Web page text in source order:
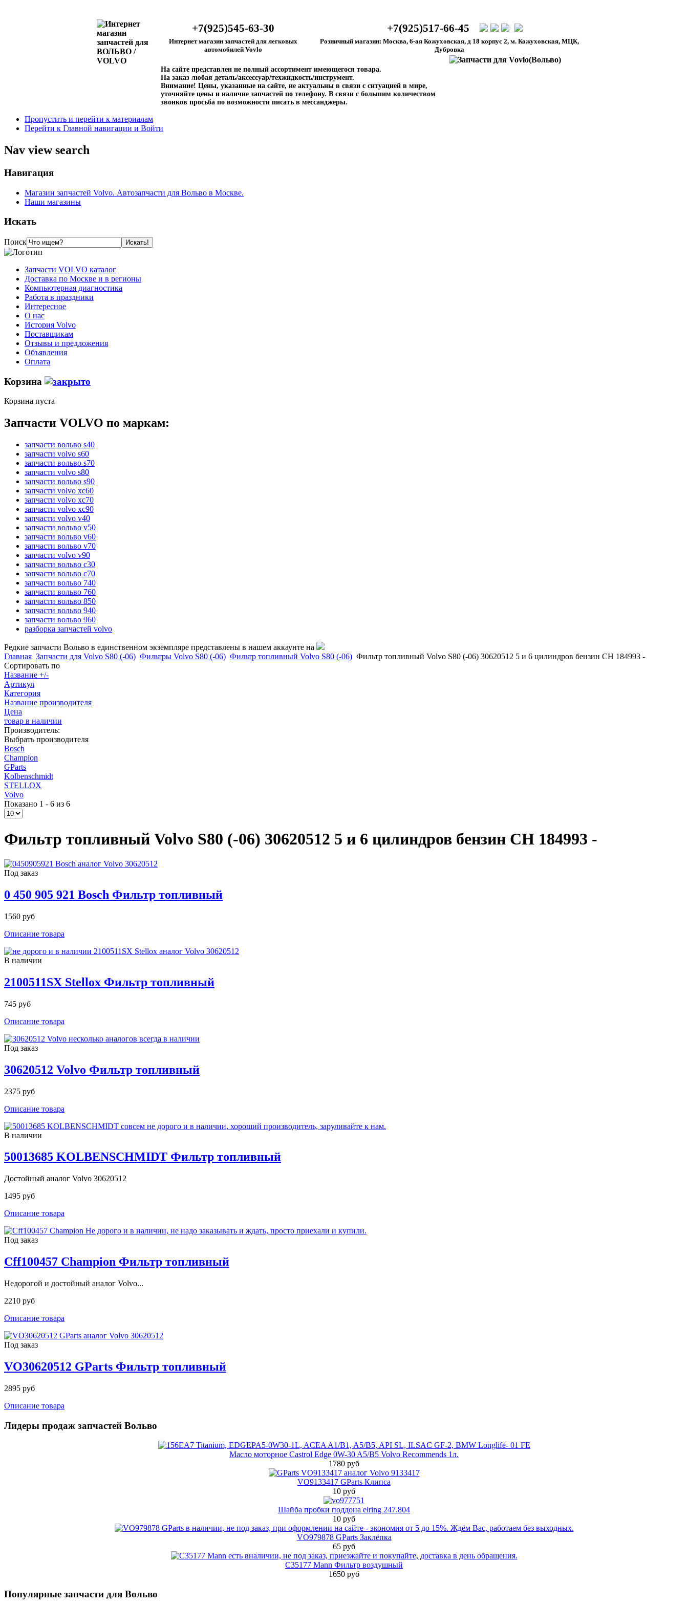
+7(925)545-63-30
Интернет магазин запчастей для легковых
автомобилей Vovlo
+7(925)517-66-45
Розничный магазин: Москва, 6-ая Кожуховская, д 18 корпус 2, м. Кожуховская, МЦК,
Дубровка
На сайте представлен не полный ассортимент имеющегося товара.
На заказ любая деталь/аксессуар/техжидкость/инструмент.
Внимание! Цены, указанные на сайте, не актуальны в связи с ситуацией в мире,
уточняйте цены и наличие запчастей по телефону. В связи с большим количеством
звонков просьба по возможности писать в мессанджеры.
Пропустить и перейти к материалам
Перейти к Главной навигации и Войти
Nav view search
Навигация
Магазин запчастей Volvo. Автозапчасти для Вольво в Москве.
Наши магазины
Искать
Поиск
Запчасти VOLVO каталог
Доставка по Москве и в регионы
Компьютерная диагностика
Работа в праздники
Интересное
О нас
История Volvo
Поставщикам
Отзывы и предложения
Объявления
Оплата
Корзина
Корзина пуста
Запчасти VOLVO по маркам:
запчасти вольво s40
запчасти volvo s60
запчасти вольво s70
запчасти volvo s80
запчасти вольво s90
запчасти volvo xc60
запчасти volvo xc70
запчасти volvo xc90
запчасти volvo v40
запчасти вольво v50
запчасти вольво v60
запчасти вольво v70
запчасти volvo v90
запчасти вольво c30
запчасти вольво c70
запчасти вольво 740
запчасти вольво 760
запчасти вольво 850
запчасти вольво 940
запчасти вольво 960
разборка запчастей volvo
Редкие запчасти Вольво в единственном экземпляре представлены в нашем аккаунте на
Главная Запчасти для Volvo S80 (-06) Фильтры Volvo S80 (-06) Фильтр топливный Volvo S80 (-06) Фильтр топливный Volvo S80 (-06) 30620512 5 и 6 цилиндров бензин CH 184993 -
Сортировать по
Название +/-
Артикул
Категория
Название производителя
Цена
товар в наличии
Производитель:
Выбрать производителя
Bosch
Champion
GParts
Kolbenschmidt
STELLOX
Volvo
Показано 1 - 6 из 6
Фильтр топливный Volvo S80 (-06) 30620512 5 и 6 цилиндров бензин CH 184993 -
Под заказ
0 450 905 921 Bosch Фильтр топливный
1560 руб
Описание товара
В наличии
2100511SX Stellox Фильтр топливный
745 руб
Описание товара
Под заказ
30620512 Volvo Фильтр топливный
2375 руб
Описание товара
В наличии
50013685 KOLBENSCHMIDT Фильтр топливный
Достойный аналог Volvo 30620512
1495 руб
Описание товара
Под заказ
Cff100457 Champion Фильтр топливный
Недорогой и достойный аналог Volvo...
2210 руб
Описание товара
Под заказ
VO30620512 GParts Фильтр топливный
2895 руб
Описание товара
Лидеры продаж запчастей Вольво
Масло моторное Castrol Edge 0W-30 A5/B5 Volvo Recommends 1л.
1780 руб
VO9133417 GParts Клипса
10 руб
Шайба пробки поддона elring 247.804
10 руб
VO979878 GParts Заклёпка
65 руб
C35177 Mann Фильтр воздушный
1650 руб
Популярные запчасти для Вольво